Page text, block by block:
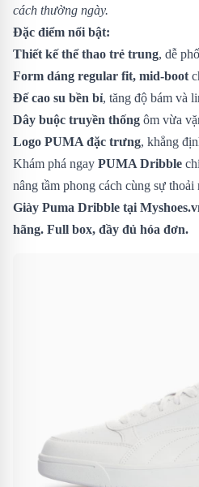
cách thường ngày.
Đặc điểm nổi bật:
Thiết kế thể thao trẻ trung, dễ
Form dáng regular fit, mid-boot
Đế cao su bền bỉ, tăng độ bám và
Dây buộc truyền thống ôm vừa
Logo PUMA đặc trưng, khẳng
Khám phá ngay PUMA Dribble
nâng tầm phong cách cùng sự
Giày Puma Dribble tại
hãng. Full box, đầy đủ hóa đơn.